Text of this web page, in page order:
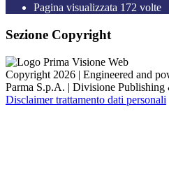
Pagina visualizzata 172 volte
Sezione Copyright
Copyright 2026 | Engineered and
Parma S.p.A. | Divisione
Disclaimer trattamento dati personali